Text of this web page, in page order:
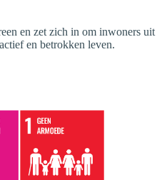
en zet zich in om inwoners uit
en betrokken leven.